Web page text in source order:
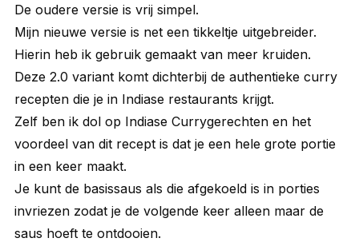
De oudere versie is vrij simpel.
Mijn nieuwe versie is net een tikkeltje uitgebreider.
Hierin heb ik gebruik gemaakt van meer kruiden.
Deze 2.0 variant komt dichterbij de authentieke curry
recepten die je in Indiase restaurants krijgt.
Zelf ben ik dol op Indiase Currygerechten en het
voordeel van dit recept is dat je een hele grote portie
in een keer maakt.
Je kunt de basissaus als die afgekoeld is in porties
invriezen zodat je de volgende keer alleen maar de
saus hoeft te ontdooien.